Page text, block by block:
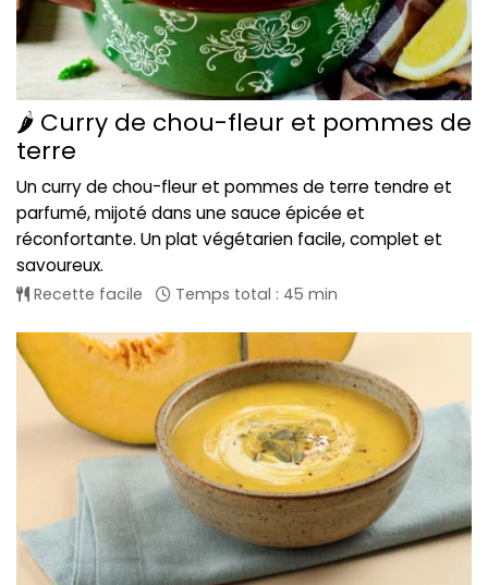
🌶️ Curry de chou-fleur et pommes de
terre
Un curry de chou-fleur et pommes de terre tendre et
parfumé, mijoté dans une sauce épicée et
réconfortante. Un plat végétarien facile, complet et
savoureux.
Recette facile Temps total : 45 min